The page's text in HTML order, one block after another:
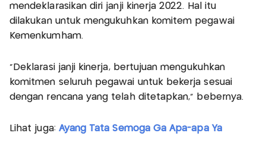
mendeklarasikan diri janji kinerja 2022. Hal itu
dilakukan untuk mengukuhkan komitem pegawai
Kemenkumham.
"Deklarasi janji kinerja, bertujuan mengukuhkan
komitmen seluruh pegawai untuk bekerja sesuai
dengan rencana yang telah ditetapkan," bebernya.
Lihat juga: Ayang Tata Semoga Ga Apa-apa Ya